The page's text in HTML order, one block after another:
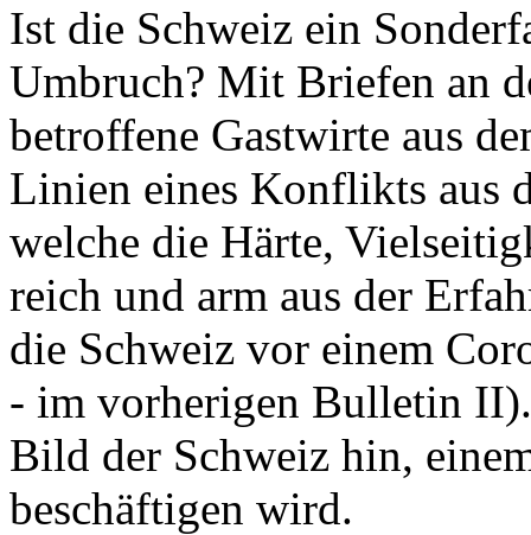
Ist die Schweiz ein
Umbruch? Mit Briefen an
betroffene Gastwirte aus
Linien eines Konflikts aus
welche die Härte,
reich und arm aus der
die Schweiz vor einem
- im vorherigen Bulletin
Bild der Schweiz hin,
beschäftigen wird.